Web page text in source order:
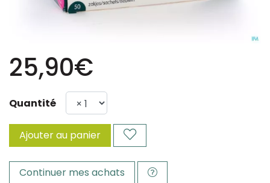
25,90€
Quantité
Ajouter au panier
Continuer mes achats